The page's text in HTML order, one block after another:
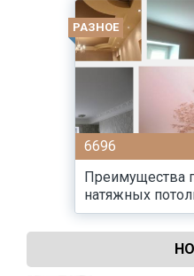
РАЗНОЕ
6696
Преимущества
натяжных